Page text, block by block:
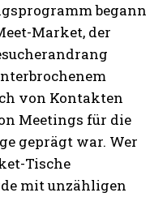
begann
Market, der
von Kontakten
Meetings für die
geprägt war. Wer
Tische
mit unzähligen